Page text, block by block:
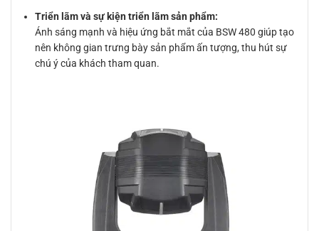
Triển lãm và sự kiện triển lãm sản phẩm:
Ánh sáng mạnh và hiệu ứng bắt mắt của BSW 480 giúp tạo
nên không gian trưng bày sản phẩm ấn tượng, thu hút sự
chú ý của khách tham quan.